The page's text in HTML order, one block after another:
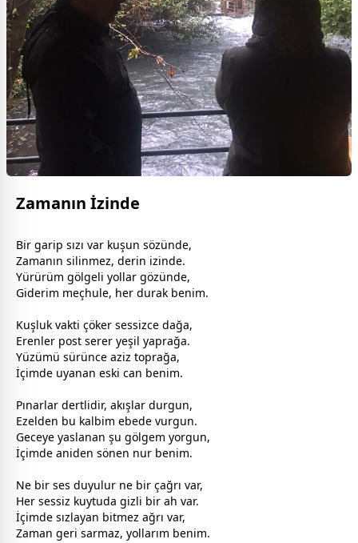
Zamanın İzinde
Bir garip sızı var kuşun sözünde,
Zamanın silinmez, derin izinde.
Yürürüm gölgeli yollar gözünde,
Giderim meçhule, her durak benim.
Kuşluk vakti çöker sessizce dağa,
Erenler post serer yeşil yaprağa.
Yüzümü sürünce aziz toprağa,
İçimde uyanan eski can benim.
Pınarlar dertlidir, akışlar durgun,
Ezelden bu kalbim ebede vurgun.
Geceye yaslanan şu gölgem yorgun,
İçimde aniden sönen nur benim.
Ne bir ses duyulur ne bir çağrı var,
Her sessiz kuytuda gizli bir ah var.
İçimde sızlayan bitmez ağrı var,
Zaman geri sarmaz, yollarım benim.